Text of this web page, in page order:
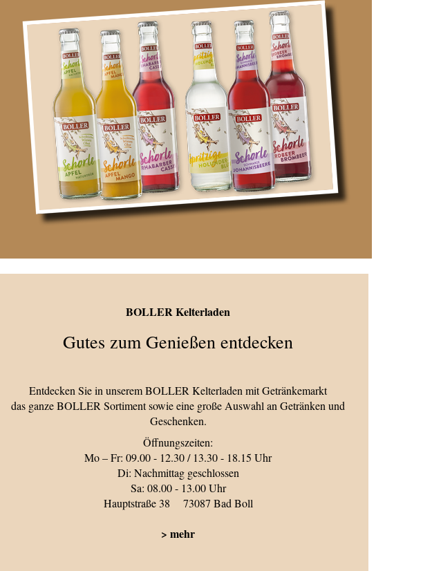
BOLLER Kelterladen
Gutes zum Genießen entdecken
Entdecken Sie in unserem BOLLER Kelterladen mit Getränkemarkt
das ganze BOLLER Sortiment sowie eine große Auswahl an Getränken und
Geschenken.
Öffnungszeiten:
Mo – Fr: 09.00 - 12.30 / 13.30 - 18.15 Uhr
Di: Nachmittag geschlossen
Sa: 08.00 - 13.00 Uhr
Hauptstraße 38 73087 Bad Boll
> mehr